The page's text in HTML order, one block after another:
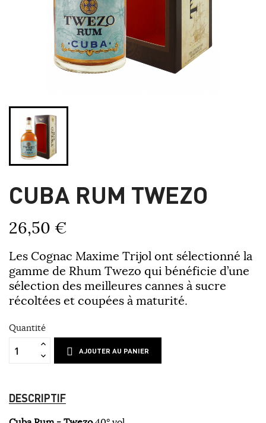
CUBA RUM TWEZO
26,50 €
Les Cognac Maxime Trijol ont sélectionné la
gamme de Rhum Twezo qui bénéficie d’une
sélection des meilleures cannes à sucre
récoltées et coupées à maturité.
Quantité
AJOUTER AU PANIER
DESCRIPTIF